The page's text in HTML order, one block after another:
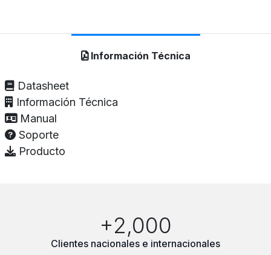
Información Técnica
Datasheet
Información Técnica
Manual
Soporte
Producto
+2,000
Clientes nacionales e internacionales